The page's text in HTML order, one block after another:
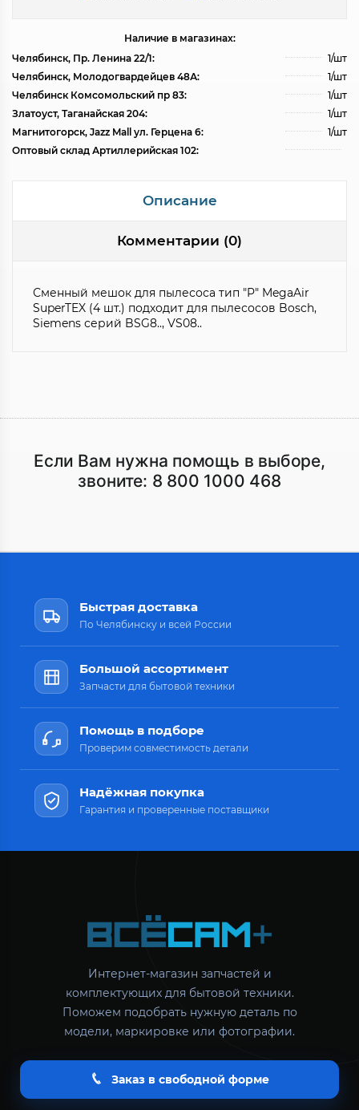
Наличие в магазинах:
Челябинск, Пр. Ленина 22/1:
1/шт
Челябинск, Молодогвардейцев 48А:
1/шт
Челябинск Комсомольский пр 83:
1/шт
Златоуст, Таганайская 204:
1/шт
Магнитогорск, Jazz Mall ул. Герцена 6:
1/шт
Оптовый склад Артиллерийская 102:
Описание
Комментарии (0)
Сменный мешок для пылесоса тип "P" MegaAir
SuperTEX (4 шт.) подходит для пылесосов Bosch,
Siemens серий BSG8.., VS08..
Если Вам нужна помощь в выборе,
звоните: 8 800 1000 468
Быстрая доставка
По Челябинску и всей России
Большой ассортимент
Запчасти для бытовой техники
Помощь в подборе
Проверим совместимость детали
Надёжная покупка
Гарантия и проверенные поставщики
Интернет-магазин запчастей и
комплектующих для бытовой техники.
Поможем подобрать нужную деталь по
модели, маркировке или фотографии.
Заказ в свободной форме